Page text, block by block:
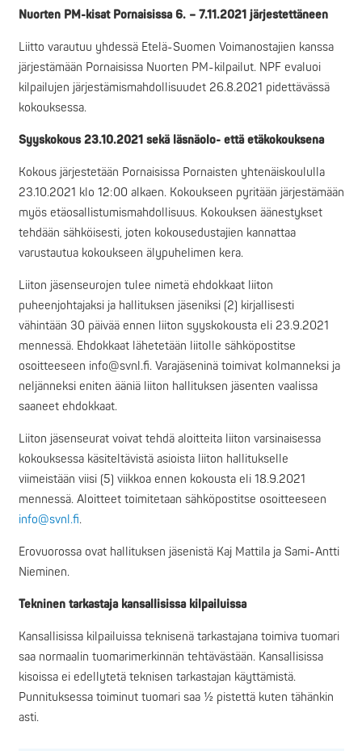
Nuorten PM-kisat Pornaisissa 6. – 7.11.2021 järjestettäneen
Liitto varautuu yhdessä Etelä-Suomen Voimanostajien kanssa
järjestämään Pornaisissa Nuorten PM-kilpailut. NPF evaluoi
kilpailujen järjestämismahdollisuudet 26.8.2021 pidettävässä
kokouksessa.
Syyskokous 23.10.2021 sekä läsnäolo- että etäkokouksena
Kokous järjestetään Pornaisissa Pornaisten yhtenäiskoululla
23.10.2021 klo 12:00 alkaen. Kokoukseen pyritään järjestämään
myös etäosallistumismahdollisuus. Kokouksen äänestykset
tehdään sähköisesti, joten kokousedustajien kannattaa
varustautua kokoukseen älypuhelimen kera.
Liiton jäsenseurojen tulee nimetä ehdokkaat liiton
puheenjohtajaksi ja hallituksen jäseniksi (2) kirjallisesti
vähintään 30 päivää ennen liiton syyskokousta eli 23.9.2021
mennessä. Ehdokkaat lähetetään liitolle sähköpostitse
osoitteeseen info@svnl.fi. Varajäseninä toimivat kolmanneksi ja
neljänneksi eniten ääniä liiton hallituksen jäsenten vaalissa
saaneet ehdokkaat.
Liiton jäsenseurat voivat tehdä aloitteita liiton varsinaisessa
kokouksessa käsiteltävistä asioista liiton hallitukselle
viimeistään viisi (5) viikkoa ennen kokousta eli 18.9.2021
mennessä. Aloitteet toimitetaan sähköpostitse osoitteeseen
info@svnl.fi.
Erovuorossa ovat hallituksen jäsenistä Kaj Mattila ja Sami-Antti
Nieminen.
Tekninen tarkastaja kansallisissa kilpailuissa
Kansallisissa kilpailuissa teknisenä tarkastajana toimiva tuomari
saa normaalin tuomarimerkinnän tehtävästään. Kansallisissa
kisoissa ei edellytetä teknisen tarkastajan käyttämistä.
Punnituksessa toiminut tuomari saa ½ pistettä kuten tähänkin
asti.